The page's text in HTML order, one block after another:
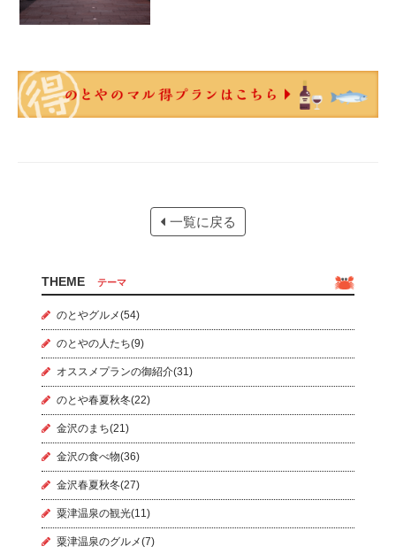
一覧に戻る
THEMEテーマ
のとやグルメ(54)
のとやの人たち(9)
オススメプランの御紹介(31)
のとや春夏秋冬(22)
金沢のまち(21)
金沢の食べ物(36)
金沢春夏秋冬(27)
粟津温泉の観光(11)
粟津温泉のグルメ(7)